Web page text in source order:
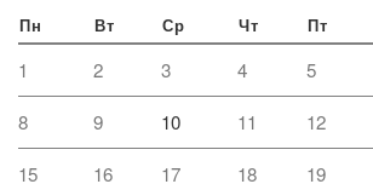
Пн Вт Ср Чт Пт
1 2 3 4 5
8 9 10 11 12
15 16 17 18 19